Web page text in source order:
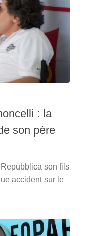
: la
son père
son fils
accident sur le